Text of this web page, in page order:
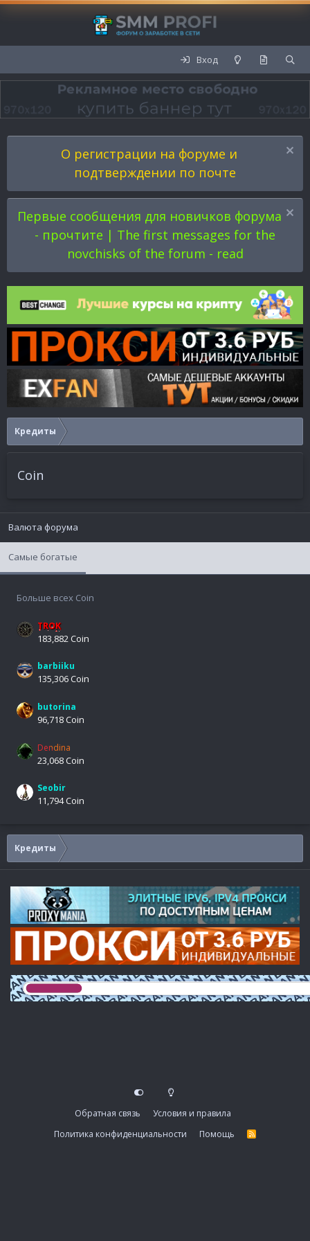
Вход
О регистрации на форуме и
подтверждении по почте
Первые сообщения для новичков форума
- прочтите | The first messages for the
novchisks of the forum - read
Кредиты
Coin
Валюта форума
Самые богатые
Больше всех Coin
TROK
183,882 Coin
barbiiku
135,306 Coin
butorina
96,718 Coin
Dendina
23,068 Coin
Seobir
11,794 Coin
Кредиты
Обратная связь
Условия и правила
Политика конфиденциальности
Помощь
R